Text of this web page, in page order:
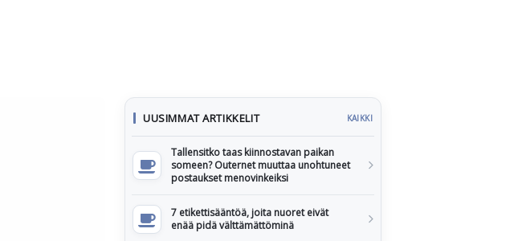
UUSIMMAT ARTIKKELIT KAIKKI
Tallensitko taas kiinnostavan paikan
someen? Outernet muuttaa unohtuneet
postaukset menovinkeiksi
7 etikettisääntöä, joita nuoret eivät
enää pidä välttämättöminä